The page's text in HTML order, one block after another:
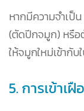
หากมีความจำเป็
(ตัดปีกจมูก) หรือ
ให้จมูกใหม่เข้ากั
5. การเข้าเ